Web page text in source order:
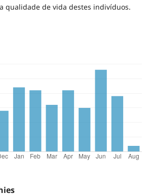
qualidade de vida destes indivíduos.